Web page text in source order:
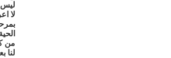
ليس
لا
من
لنا